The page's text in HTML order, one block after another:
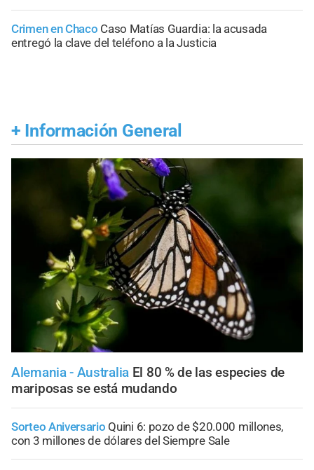
Crimen en Chaco Caso Matías Guardia: la acusada
entregó la clave del teléfono a la Justicia
+ Información General
Alemania - Australia El 80 % de las especies de
mariposas se está mudando
Sorteo Aniversario Quini 6: pozo de $20.000 millones,
con 3 millones de dólares del Siempre Sale